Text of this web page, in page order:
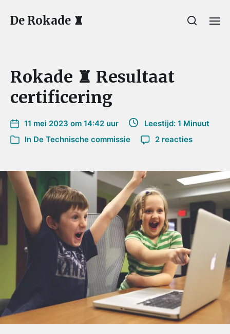
De Rokade ♜
Rokade ♜ Resultaat
certificering
11 mei 2023 om 14:42 uur
Leestijd: 1 Minuut
In De Technische commissie 2 reacties